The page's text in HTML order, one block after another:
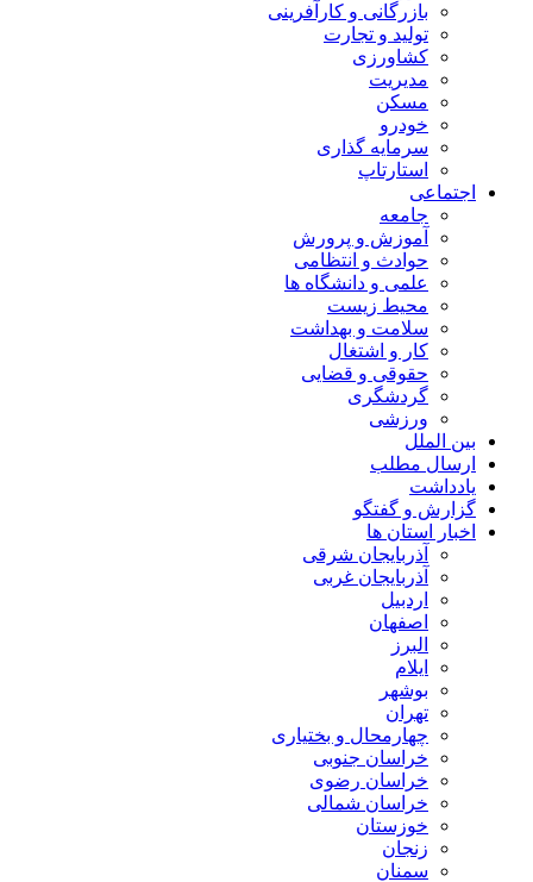
بازرگانی و کارآفرینی
تولید و تجارت
کشاورزی
مدیریت
مسکن
خودرو
سرمایه گذاری
استارتاپ
اجتماعی
جامعه
آموزش و پرورش
حوادث و انتظامی
علمی و دانشگاه ها
محیط زیست
سلامت و بهداشت
کار و اشتغال
حقوقی و قضایی
گردشگری
ورزشی
بین الملل
ارسال مطلب
یادداشت
گزارش و گفتگو
اخبار استان ها
آذربایجان شرقی
آذربایجان غربی
اردبیل
اصفهان
البرز
ایلام
بوشهر
تهران
چهارمحال و بختیاری
خراسان جنوبی
خراسان رضوی
خراسان شمالی
خوزستان
زنجان
سمنان